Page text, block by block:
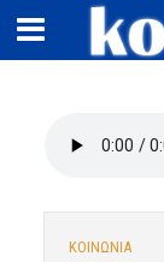
ΚΟΙΝΩΝΙΑ